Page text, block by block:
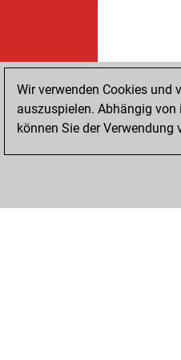
Wir verwenden Cookies und
auszuspielen. Abhängig
können Sie der